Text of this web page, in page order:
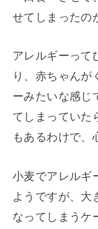
せてしまったの
アレルギーって
り、赤ちゃんが
ーみたいな感じ
てしまっていた
もあるわけで、
小麦でアレルギ
ようですが、大
なってしまうケ